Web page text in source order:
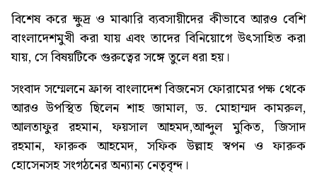
বিশেষ করে ক্ষুদ্র ও মাঝারি ব্যবসায়ীদের কীভাবে আরও বেশি
বাংলাদেশমুখী করা যায় এবং তাদের বিনিয়োগে উৎসাহিত করা
যায়, সে বিষয়টিকে গুরুত্বের সঙ্গে তুলে ধরা হয়।
সংবাদ সম্মেলনে ফ্রান্স বাংলাদেশ বিজনেস ফোরামের পক্ষ থেকে
আরও উপস্থিত ছিলেন শাহ জামাল, ড. মোহাম্মদ কামরুল,
আলতাফুর রহমান, ফয়সাল আহমদ,আব্দুল মুকিত, জিসাদ
রহমান, ফারুক আহমেদ, সফিক উল্লাহ স্বপন ও ফারুক
হোসেনসহ সংগঠনের অন্যান্য নেতৃবৃন্দ।